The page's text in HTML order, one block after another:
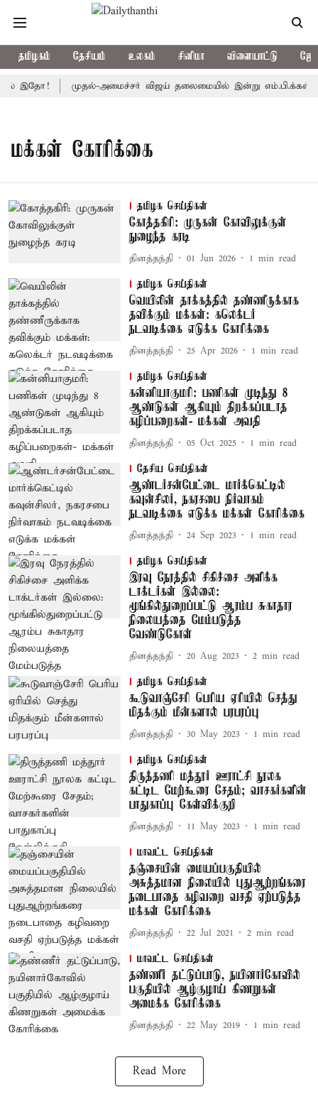
தமிழகம் தேசியம் உலகம் சினிமா விளையாட்டு
இதோ! முதல்-அமைச்சர் விஜய் தலைமையில் இன்று எம்.பி.க்கள்
மக்கள் கோரிக்கை
தமிழக செய்திகள்
கோத்தகிரி: முருகன் கோவிலுக்குள்
நுழைந்த கரடி
தினத்தந்தி 01 Jun 2026 1 min read
தமிழக செய்திகள்
வெயிலின் தாக்கத்தில் தண்ணீருக்காக
தவிக்கும் மக்கள்: கலெக்டர்
நடவடிக்கை எடுக்க கோரிக்கை
தினத்தந்தி 25 Apr 2026 1 min read
தமிழக செய்திகள்
கன்னியாகுமரி: பணிகள் முடிந்து 8
ஆண்டுகள் ஆகியும் திறக்கப்படாத
கழிப்பறைகள்- மக்கள் அவதி
தினத்தந்தி 05 Oct 2025 1 min read
தேசிய செய்திகள்
ஆண்டர்சன்பேட்டை மார்க்கெட்டில்
கவுன்சிலர், நகரசபை நிர்வாகம்
நடவடிக்கை எடுக்க மக்கள் கோரிக்கை
தினத்தந்தி 24 Sep 2023 1 min read
தமிழக செய்திகள்
இரவு நேரத்தில் சிகிச்சை அளிக்க
டாக்டர்கள் இல்லை:
மூங்கில்துறைப்பட்டு ஆரம்ப சுகாதார
நிலையத்தை மேம்படுத்த
வேண்டுகோள்
தினத்தந்தி 20 Aug 2023 2 min read
தமிழக செய்திகள்
கூடுவாஞ்சேரி பெரிய ஏரியில் செத்து
மிதக்கும் மீன்களால் பரபரப்பு
தினத்தந்தி 30 May 2023 1 min read
தமிழக செய்திகள்
திருத்தணி மத்தூர் ஊராட்சி நூலக
கட்டிட மேற்கூரை சேதம்; வாசகர்களின்
பாதுகாப்பு கேள்விக்குறி
தினத்தந்தி 11 May 2023 1 min read
மாவட்ட செய்திகள்
தஞ்சையின் மையப்பகுதியில்
அசுத்தமான நிலையில் புதுஆற்றங்கரை
நடைபாதை கழிவறை வசதி ஏற்படுத்த
மக்கள் கோரிக்கை
தினத்தந்தி 22 Jul 2021 2 min read
மாவட்ட செய்திகள்
தண்ணீர் தட்டுப்பாடு, நயினார்கோவில்
பகுதியில் ஆழ்குழாய் கிணறுகள்
அமைக்க கோரிக்கை
தினத்தந்தி 22 May 2019 1 min read
Read More